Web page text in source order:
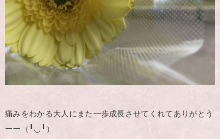
痛みをわかる大人にまた一歩成長させてくれてありがとう
ーー（╹◡╹）